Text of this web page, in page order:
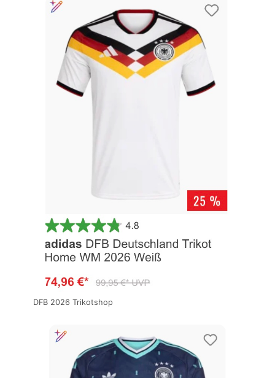
DFB 2026 Trikotshop